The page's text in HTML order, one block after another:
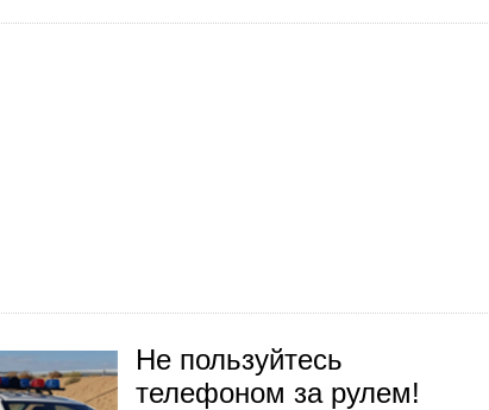
Не пользуйтесь
телефоном за рулем!